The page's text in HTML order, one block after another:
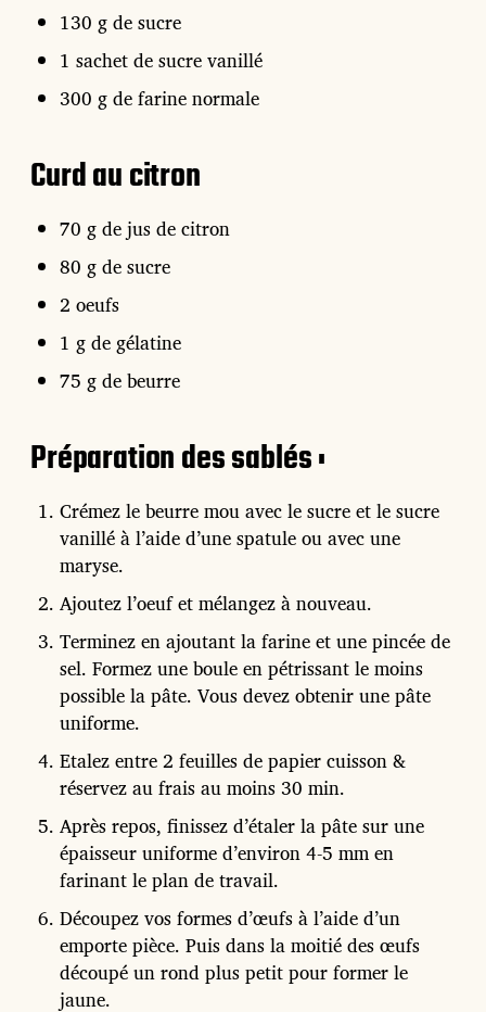
130 g de sucre
1 sachet de sucre vanillé
300 g de farine normale
Curd au citron
70 g de jus de citron
80 g de sucre
2 oeufs
1 g de gélatine
75 g de beurre
Préparation des sablés :
Crémez le beurre mou avec le sucre et le sucre
vanillé à l’aide d’une spatule ou avec une
maryse.
Ajoutez l’oeuf et mélangez à nouveau.
Terminez en ajoutant la farine et une pincée de
sel. Formez une boule en pétrissant le moins
possible la pâte. Vous devez obtenir une pâte
uniforme.
Etalez entre 2 feuilles de papier cuisson &
réservez au frais au moins 30 min.
Après repos, finissez d’étaler la pâte sur une
épaisseur uniforme d’environ 4-5 mm en
farinant le plan de travail.
Découpez vos formes d’œufs à l’aide d’un
emporte pièce. Puis dans la moitié des œufs
découpé un rond plus petit pour former le
jaune.